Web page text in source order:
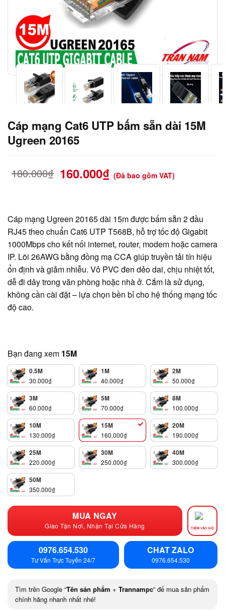
Cáp mạng Cat6 UTP bấm sẵn dài 15M
Ugreen 20165
180.000₫ 160.000₫ (Đã bao gồm VAT)
Cáp mạng Ugreen 20165 dài 15m được bấm sẵn 2 đầu
RJ45 theo chuẩn Cat6 UTP T568B, hỗ trợ tốc độ Gigabit
1000Mbps cho kết nối internet, router, modem hoặc camera
IP. Lõi 26AWG bằng đồng mạ CCA giúp truyền tải tín hiệu
ổn định và giảm nhiễu. Vỏ PVC đen dẻo dai, chịu nhiệt tốt,
dễ đi dây trong văn phòng hoặc nhà ở. Cắm là sử dụng,
không cần cài đặt – lựa chọn bền bỉ cho hệ thống mạng tốc
độ cao.
Bạn đang xem 15M
0.5M
30.000₫
1M
40.000₫
2M
50.000₫
3M
60.000₫
5M
70.000₫
8M
100.000₫
10M
130.000₫
15M
160.000₫
20M
190.000₫
25M
220.000₫
30M
250.000₫
40M
300.000₫
50M
350.000₫
MUA NGAY
Giao Tận Nơi, Nhận Tại Cửa Hàng THÊM VÀO GIỎ
0976.654.530
Tư Vấn Trực Tuyến 24/7
CHAT ZALO
0976.654.530
Tìm trên Google “Tên sản phẩm + Trannampc” để mua sản phẩm
chính hãng nhanh nhất nhé!